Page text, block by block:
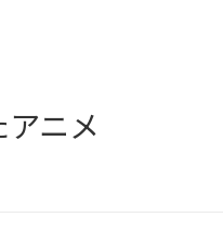
アニメ